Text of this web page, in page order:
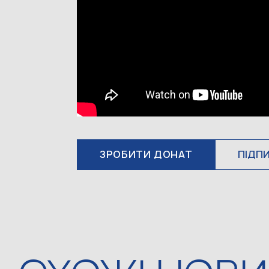
ЗРОБИТИ ДОНАТ